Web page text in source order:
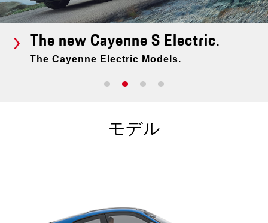
The new Cayenne S Electric.
The Cayenne Electric Models.
モデル